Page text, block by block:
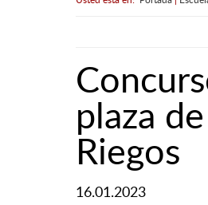
plaza
Riegos
16.01.2023